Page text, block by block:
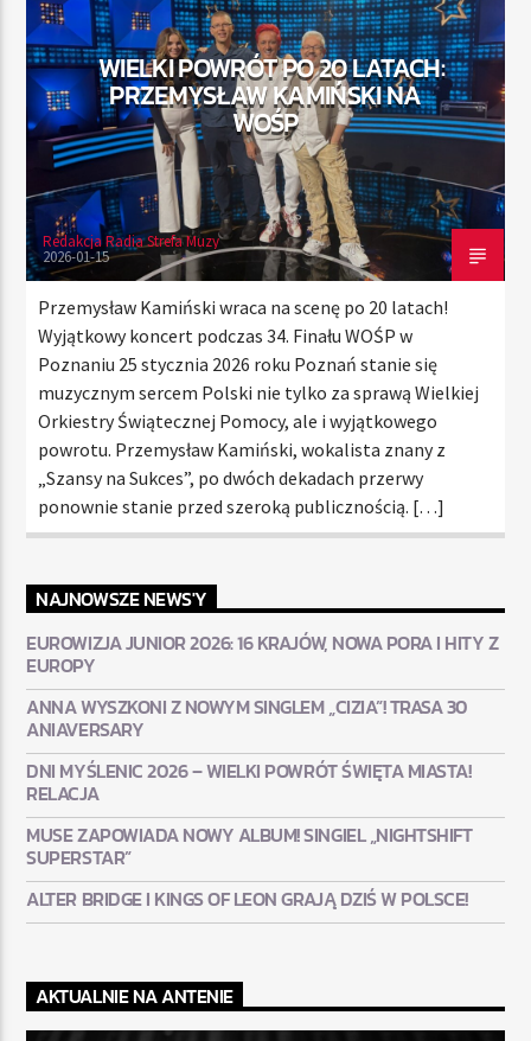
TERAZ
RADIO STREFA MUZY
00:00 24:00
WIELKI POWRÓT PO 20 LATACH:
PRZEMYSŁAW KAMIŃSKI NA
WOŚP
Redakcja Radia Strefa Muzy
2026-01-15
Przemysław Kamiński wraca na scenę po 20 latach!
Wyjątkowy koncert podczas 34. Finału WOŚP w
Poznaniu 25 stycznia 2026 roku Poznań stanie się
muzycznym sercem Polski nie tylko za sprawą Wielkiej
Orkiestry Świątecznej Pomocy, ale i wyjątkowego
powrotu. Przemysław Kamiński, wokalista znany z
„Szansy na Sukces”, po dwóch dekadach przerwy
ponownie stanie przed szeroką publicznością. […]
NAJNOWSZE NEWS'Y
EUROWIZJA JUNIOR 2026: 16 KRAJÓW, NOWA PORA I HITY Z
EUROPY
ANNA WYSZKONI Z NOWYM SINGLEM „CIZIA”! TRASA 30
ANIAVERSARY
DNI MYŚLENIC 2026 – WIELKI POWRÓT ŚWIĘTA MIASTA!
RELACJA
MUSE ZAPOWIADA NOWY ALBUM! SINGIEL „NIGHTSHIFT
SUPERSTAR”
ALTER BRIDGE I KINGS OF LEON GRAJĄ DZIŚ W POLSCE!
AKTUALNIE NA ANTENIE